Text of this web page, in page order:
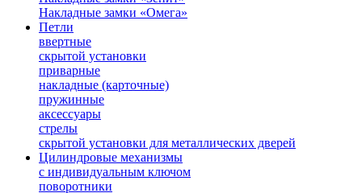
Накладные замки «Омега»
Петли
ввертные
скрытой установки
приварные
накладные (карточные)
пружинные
аксессуары
стрелы
скрытой установки для металлических дверей
Цилиндровые механизмы
с индивидуальным ключом
поворотники